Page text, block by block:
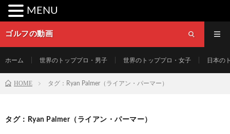
ゴルフの動画
ホーム 世界のトッププロ・男子 世界のトッププロ・女子 日本の
HOME タグ：Ryan Palmer（ライアン・パーマー）
タグ：Ryan Palmer（ライアン・パーマー）
MENU